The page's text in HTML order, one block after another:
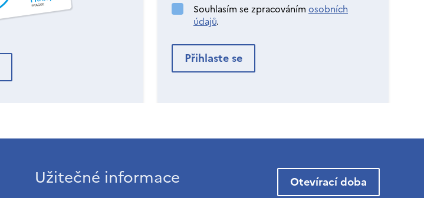
Souhlasím se zpracováním osobních
údajů.
Užitečné informace Otevírací doba